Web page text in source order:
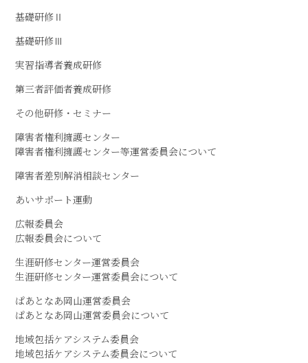
基礎研修Ⅱ
基礎研修Ⅲ
実習指導者養成研修
第三者評価者養成研修
その他研修・セミナー
障害者権利擁護センター
障害者権利擁護センター等運営委員会について
障害者差別解消相談センター
あいサポート運動
広報委員会
広報委員会について
生涯研修センター運営委員会
生涯研修センター運営委員会について
ぱあとなあ岡山運営委員会
ぱあとなあ岡山運営委員会について
地域包括ケアシステム委員会
地域包括ケアシステム委員会について